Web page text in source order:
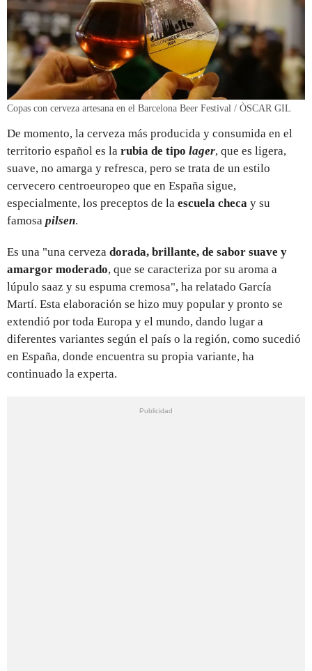
Copas con cerveza artesana en el Barcelona Beer Festival / ÒSCAR GIL
De momento, la cerveza más producida y consumida en el
territorio español es la rubia de tipo lager, que es ligera,
suave, no amarga y refresca, pero se trata de un estilo
cervecero centroeuropeo que en España sigue,
especialmente, los preceptos de la escuela checa y su
famosa pilsen.
Es una "una cerveza dorada, brillante, de sabor suave y
amargor moderado, que se caracteriza por su aroma a
lúpulo saaz y su espuma cremosa", ha relatado García
Martí. Esta elaboración se hizo muy popular y pronto se
extendió por toda Europa y el mundo, dando lugar a
diferentes variantes según el país o la región, como sucedió
en España, donde encuentra su propia variante, ha
continuado la experta.